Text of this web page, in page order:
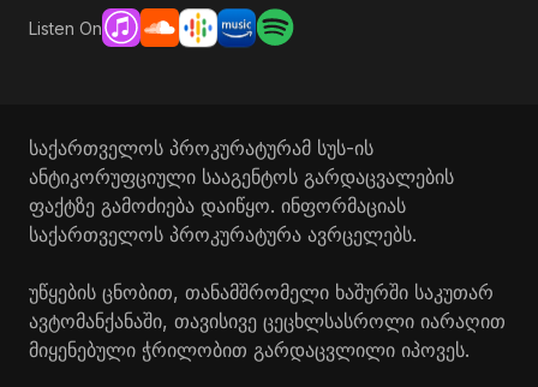
Listen On
საქართველოს პროკურატურამ სუს-ის
ანტიკორუფციული სააგენტოს გარდაცვალების
ფაქტზე გამოძიება დაიწყო. ინფორმაციას
საქართველოს პროკურატურა ავრცელებს.
უწყების ცნობით, თანამშრომელი ხაშურში საკუთარ
ავტომანქანაში, თავისივე ცეცხლსასროლი იარაღით
მიყენებული ჭრილობით გარდაცვლილი იპოვეს.